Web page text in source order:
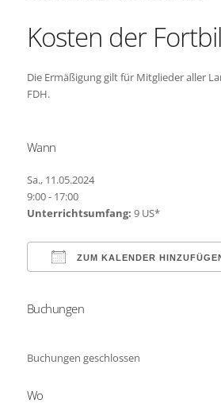
Kosten der
Die Ermäßigung gilt für Mitglieder aller
FDH.
Wann
Sa., 11.05.2024
9:00 - 17:00
Unterrichtsumfang: 9 US*
ZUM KALENDER
ICS herunterladen
Buchungen
Buchungen geschlossen
Wo